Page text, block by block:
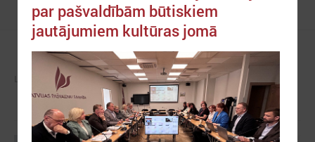
Izvēlne
ZIŅAS LPS
par pašvaldībām būtiskiem
jautājumiem kultūras jomā